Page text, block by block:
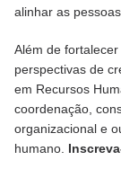
alinhar as
Além de
perspectivas de
em Recursos
coordenação,
organizacional e
humano.